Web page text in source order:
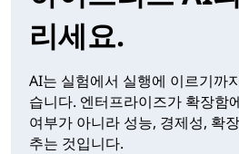
리세요.
AI는 실험에서 실행에 이르기까
습니다. 엔터프라이즈가 확장함
여부가 아니라 성능, 경제성, 확
추는 것입니다.